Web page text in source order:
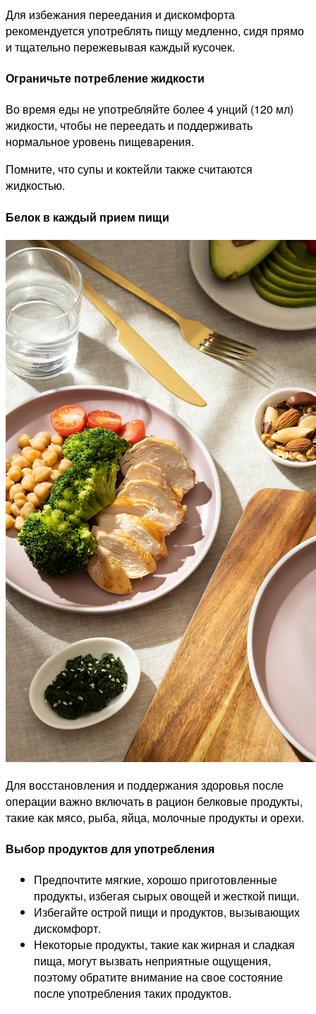
Для избежания переедания и дискомфорта
рекомендуется употреблять пищу медленно, сидя прямо
и тщательно пережевывая каждый кусочек.
Ограничьте потребление жидкости
Во время еды не употребляйте более 4 унций (120 мл)
жидкости, чтобы не переедать и поддерживать
нормальное уровень пищеварения.
Помните, что супы и коктейли также считаются
жидкостью.
Белок в каждый прием пищи
Для восстановления и поддержания здоровья после
операции важно включать в рацион белковые продукты,
такие как мясо, рыба, яйца, молочные продукты и орехи.
Выбор продуктов для употребления
Предпочтите мягкие, хорошо приготовленные
продукты, избегая сырых овощей и жесткой пищи.
Избегайте острой пищи и продуктов, вызывающих
дискомфорт.
Некоторые продукты, такие как жирная и сладкая
пища, могут вызвать неприятные ощущения,
поэтому обратите внимание на свое состояние
после употребления таких продуктов.